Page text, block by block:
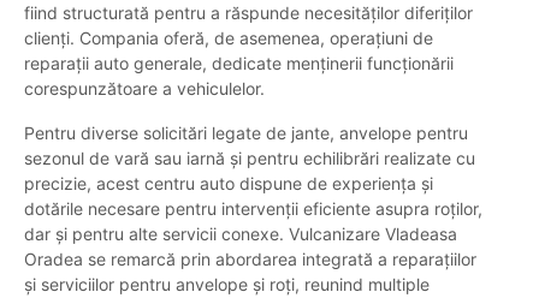
fiind structurată pentru a răspunde necesităților diferiților
clienți. Compania oferă, de asemenea, operațiuni de
reparații auto generale, dedicate menținerii funcționării
corespunzătoare a vehiculelor.
Pentru diverse solicitări legate de jante, anvelope pentru
sezonul de vară sau iarnă și pentru echilibrări realizate cu
precizie, acest centru auto dispune de experiența și
dotările necesare pentru intervenții eficiente asupra roților,
dar și pentru alte servicii conexe. Vulcanizare Vladeasa
Oradea se remarcă prin abordarea integrată a reparațiilor
și serviciilor pentru anvelope și roți, reunind multiple